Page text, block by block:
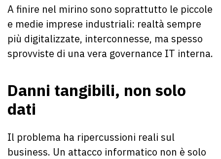
A finire nel mirino sono soprattutto le piccole
e medie imprese industriali: realtà sempre
più digitalizzate, interconnesse, ma spesso
sprovviste di una vera governance IT interna.
Danni tangibili, non solo
dati
Il problema ha ripercussioni reali sul
business. Un attacco informatico non è solo